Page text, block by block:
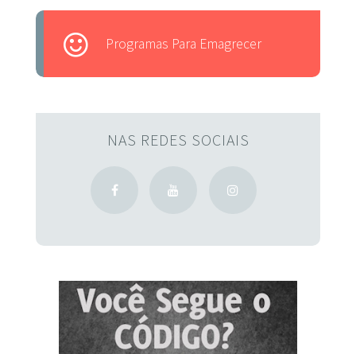
Programas Para Emagrecer
NAS REDES SOCIAIS